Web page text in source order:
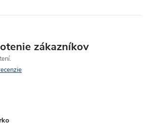
zákazníkov